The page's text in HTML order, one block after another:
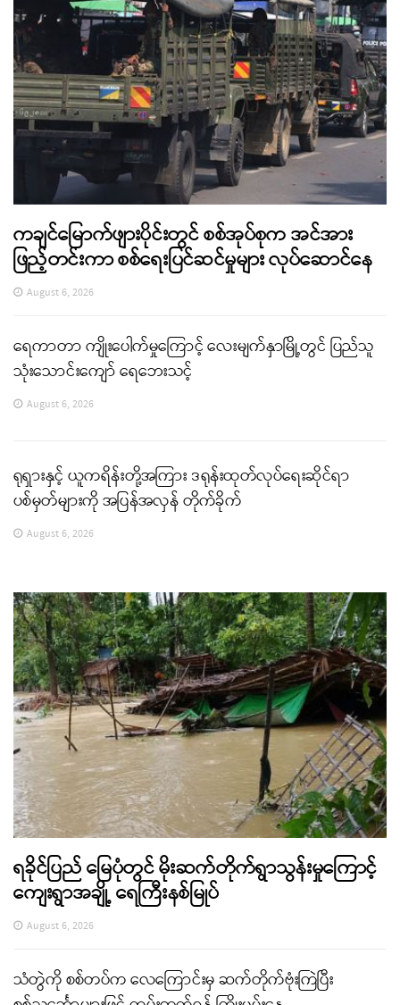
ကချင်မြောက်ဖျားပိုင်းတွင် စစ်အုပ်စုက အင်အား
ဖြည့်တင်းကာ စစ်ရေးပြင်ဆင်မှုများ လုပ်ဆောင်နေ
August 6, 2026
ရေကာတာ ကျိုးပေါက်မှုကြောင့် လေးမျက်နှာမြို့တွင် ပြည်သူ
သုံးသောင်းကျော် ရေဘေးသင့်
August 6, 2026
ရုရှားနှင့် ယူကရိန်းတို့အကြား ဒရုန်းထုတ်လုပ်ရေးဆိုင်ရာ
ပစ်မှတ်များကို အပြန်အလှန် တိုက်ခိုက်
August 6, 2026
ရခိုင်ပြည် မြေပုံတွင် မိုးဆက်တိုက်ရွာသွန်းမှုကြောင့်
ကျေးရွာအချို့ ရေကြီးနစ်မြုပ်
August 6, 2026
သံတွဲကို စစ်တပ်က လေကြောင်းမှ ဆက်တိုက်ဗုံးကြဲပြီး